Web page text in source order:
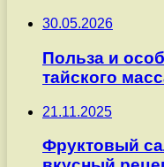
30.05.2026
Польза и
тайского
21.11.2025
Фруктовый